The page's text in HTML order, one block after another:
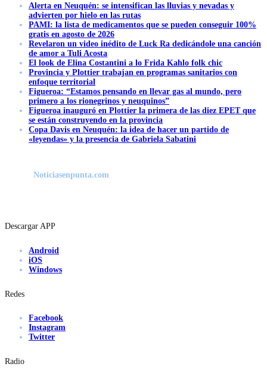
Alerta en Neuquén: se intensifican las lluvias y nevadas y
advierten por hielo en las rutas
PAMI: la lista de medicamentos que se pueden conseguir 100%
gratis en agosto de 2026
Revelaron un video inédito de Luck Ra dedicándole una canción
de amor a Tuli Acosta
El look de Elina Costantini a lo Frida Kahlo folk chic
Provincia y Plottier trabajan en programas sanitarios con
enfoque territorial
Figueroa: “Estamos pensando en llevar gas al mundo, pero
primero a los rionegrinos y neuquinos”
Figueroa inauguró en Plottier la primera de las diez EPET que
se están construyendo en la provincia
Copa Davis en Neuquén: la idea de hacer un partido de
«leyendas» y la presencia de Gabriela Sabatini
Noticiasenpunta.com
Descargar APP
Android
iOS
Windows
Redes
Facebook
Instagram
Twitter
Radio